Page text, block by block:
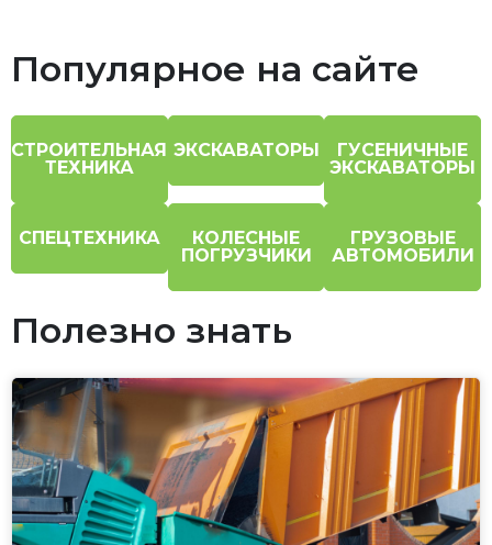
Популярное на сайте
СТРОИТЕЛЬНАЯ
ТЕХНИКА
ЭКСКАВАТОРЫ
ГУСЕНИЧНЫЕ
ЭКСКАВАТОРЫ
СПЕЦТЕХНИКА
КОЛЕСНЫЕ
ПОГРУЗЧИКИ
ГРУЗОВЫЕ
АВТОМОБИЛИ
Полезно знать